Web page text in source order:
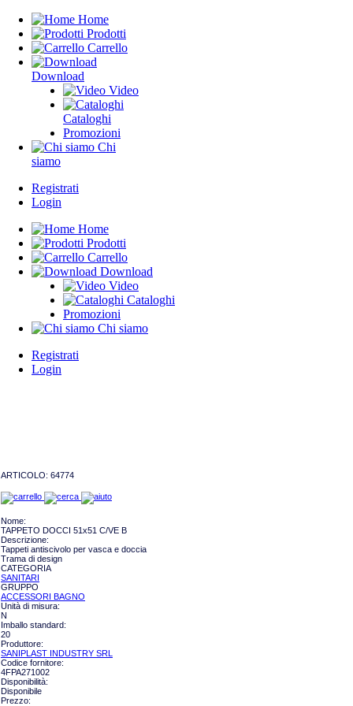
Home
Prodotti
Carrello
Download
Video
Cataloghi
Promozioni
Chi
siamo
Registrati
Login
Home
Prodotti
Carrello
Download
Video
Cataloghi
Promozioni
Chi siamo
Registrati
Login
ARTICOLO: 64774
Nome:
TAPPETO DOCCI 51x51 C/VE B
Descrizione:
Tappeti antiscivolo per vasca e doccia
Trama di design
CATEGORIA
SANITARI
GRUPPO
ACCESSORI BAGNO
Unità di misura:
N
Imballo standard:
20
Produttore:
SANIPLAST INDUSTRY SRL
Codice fornitore:
4FPA271002
Disponibilità:
Disponibile
Prezzo: